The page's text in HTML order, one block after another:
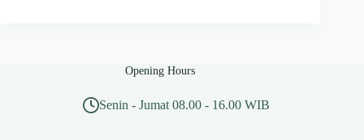
Opening Hours
Senin - Jumat 08.00 - 16.00 WIB